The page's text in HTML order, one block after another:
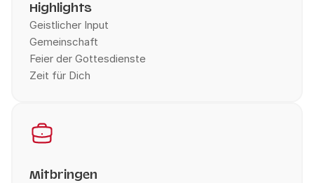
Highlights
Geistlicher Input
Gemeinschaft
Feier der Gottesdienste
Zeit für Dich
Mitbringen